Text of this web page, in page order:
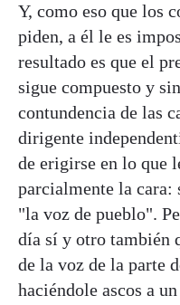
Y, como eso que los
piden, a él le es
resultado es que el
sigue compuesto y
contundencia de las
dirigente
de erigirse en lo que
parcialmente la cara:
"la voz de pueblo".
día sí y otro también
de la voz de la parte
haciéndole ascos a